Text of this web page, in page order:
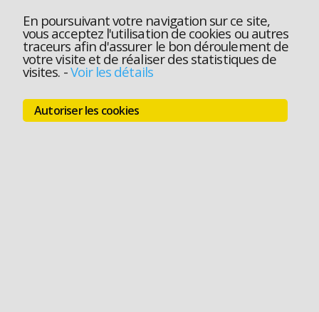
En poursuivant votre navigation sur ce site,
vous acceptez l'utilisation de cookies ou autres
traceurs afin d'assurer le bon déroulement de
votre visite et de réaliser des statistiques de
visites. -Voir les détails
Autoriser les cookies